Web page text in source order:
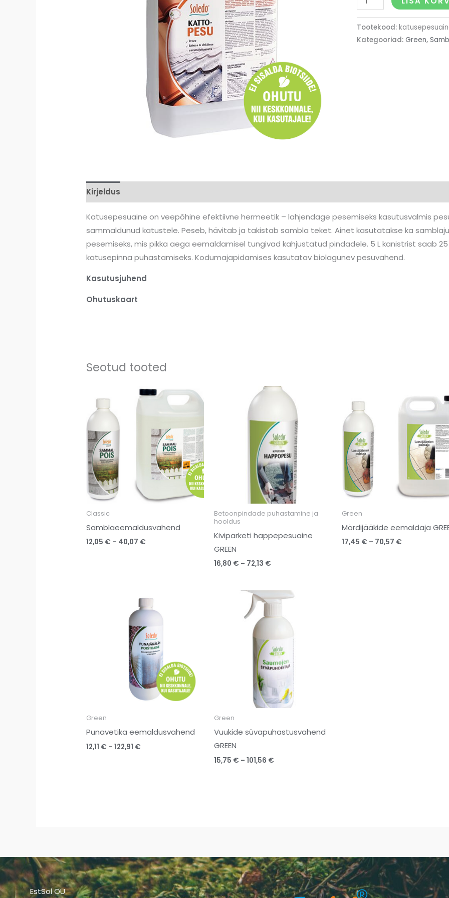
Tootekood:
Kategooriad: Green,
Kirjeldus
Katusepesuaine on veepõhine efektiivne hermeetik – lahjendage pesemiseks kasutusvalmis
sammaldunud katustele. Peseb, hävitab ja takistab sambla teket. Ainet kasutatakse ka
pesemiseks, mis pikka aega eemaldamisel tungivad kahjustatud pindadele. 5 L kanistrist saab 25
katusepinna puhastamiseks. Kodumajapidamises kasutatav biolagunev pesuvahend.
Kasutusjuhend
Ohutuskaart
Seotud tooted
Classic
Samblaeemaldusvahend
12,05 € – 40,07 €
Price
range:
12,05 €
through
Betoonpindade puhastamine ja
hooldus
Kiviparketi happepesuaine
GREEN
16,80 € – 72,13 €
Price
range:
16,80 €
through
72,13 €
Green
Mördijääkide eemaldaja
17,45 € – 70,57 €
range:
70,57 €
Green
Punavetika eemaldusvahend
12,11 € – 122,91 €
range:
12,11 €
122,91 €
Green
Vuukide süvapuhastusvahend
GREEN
15,75 € – 101,56 €
Price
range:
through
EstSol OÜ